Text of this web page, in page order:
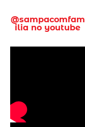
@sampacomfam
ilia no youtube